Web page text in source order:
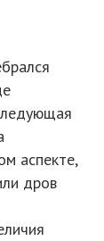
аспекте,
дров